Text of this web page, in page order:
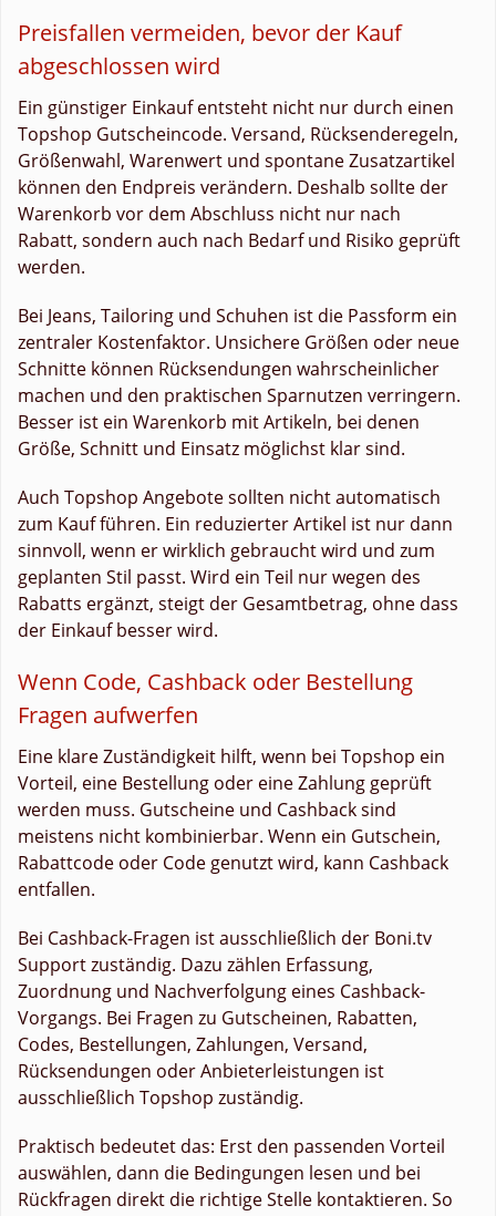
Preisfallen vermeiden, bevor der Kauf
abgeschlossen wird
Ein günstiger Einkauf entsteht nicht nur durch einen
Topshop Gutscheincode. Versand, Rücksenderegeln,
Größenwahl, Warenwert und spontane Zusatzartikel
können den Endpreis verändern. Deshalb sollte der
Warenkorb vor dem Abschluss nicht nur nach
Rabatt, sondern auch nach Bedarf und Risiko geprüft
werden.
Bei Jeans, Tailoring und Schuhen ist die Passform ein
zentraler Kostenfaktor. Unsichere Größen oder neue
Schnitte können Rücksendungen wahrscheinlicher
machen und den praktischen Sparnutzen verringern.
Besser ist ein Warenkorb mit Artikeln, bei denen
Größe, Schnitt und Einsatz möglichst klar sind.
Auch Topshop Angebote sollten nicht automatisch
zum Kauf führen. Ein reduzierter Artikel ist nur dann
sinnvoll, wenn er wirklich gebraucht wird und zum
geplanten Stil passt. Wird ein Teil nur wegen des
Rabatts ergänzt, steigt der Gesamtbetrag, ohne dass
der Einkauf besser wird.
Wenn Code, Cashback oder Bestellung
Fragen aufwerfen
Eine klare Zuständigkeit hilft, wenn bei Topshop ein
Vorteil, eine Bestellung oder eine Zahlung geprüft
werden muss. Gutscheine und Cashback sind
meistens nicht kombinierbar. Wenn ein Gutschein,
Rabattcode oder Code genutzt wird, kann Cashback
entfallen.
Bei Cashback-Fragen ist ausschließlich der Boni.tv
Support zuständig. Dazu zählen Erfassung,
Zuordnung und Nachverfolgung eines Cashback-
Vorgangs. Bei Fragen zu Gutscheinen, Rabatten,
Codes, Bestellungen, Zahlungen, Versand,
Rücksendungen oder Anbieterleistungen ist
ausschließlich Topshop zuständig.
Praktisch bedeutet das: Erst den passenden Vorteil
auswählen, dann die Bedingungen lesen und bei
Rückfragen direkt die richtige Stelle kontaktieren. So